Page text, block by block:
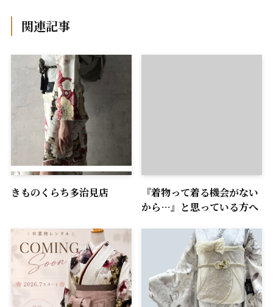
関連記事
きものくらち多治見店
『着物って着る機会がない
から…』と思っている方へ